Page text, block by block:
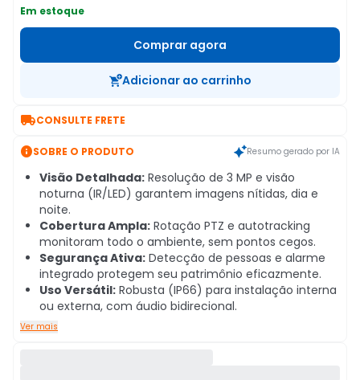
Em estoque
Comprar agora
Adicionar ao carrinho
CONSULTE FRETE
SOBRE O PRODUTO Resumo gerado por IA
Visão Detalhada: Resolução de 3 MP e visão
noturna (IR/LED) garantem imagens nítidas, dia e
noite.
Cobertura Ampla: Rotação PTZ e autotracking
monitoram todo o ambiente, sem pontos cegos.
Segurança Ativa: Detecção de pessoas e alarme
integrado protegem seu patrimônio eficazmente.
Uso Versátil: Robusta (IP66) para instalação interna
ou externa, com áudio bidirecional.
Ver mais